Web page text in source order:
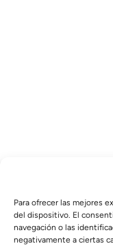
Para ofrecer las mejores
del dispositivo. El
navegación o las
negativamente a ciertas